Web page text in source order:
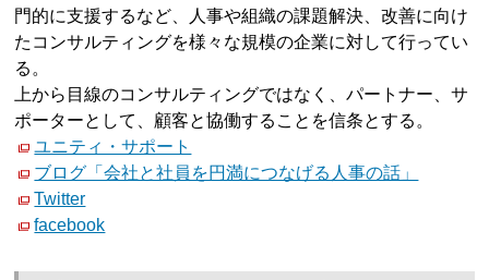
門的に支援するなど、人事や組織の課題解決、改善に向け
たコンサルティングを様々な規模の企業に対して行ってい
る。
上から目線のコンサルティングではなく、パートナー、サ
ポーターとして、顧客と協働することを信条とする。
ユニティ・サポート
ブログ「会社と社員を円満につなげる人事の話」
Twitter
facebook